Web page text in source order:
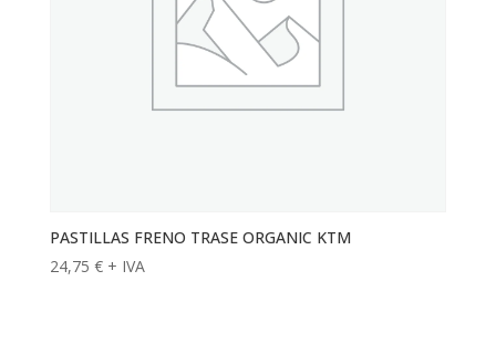
PASTILLAS FRENO TRASE ORGANIC KTM
24,75 € + IVA